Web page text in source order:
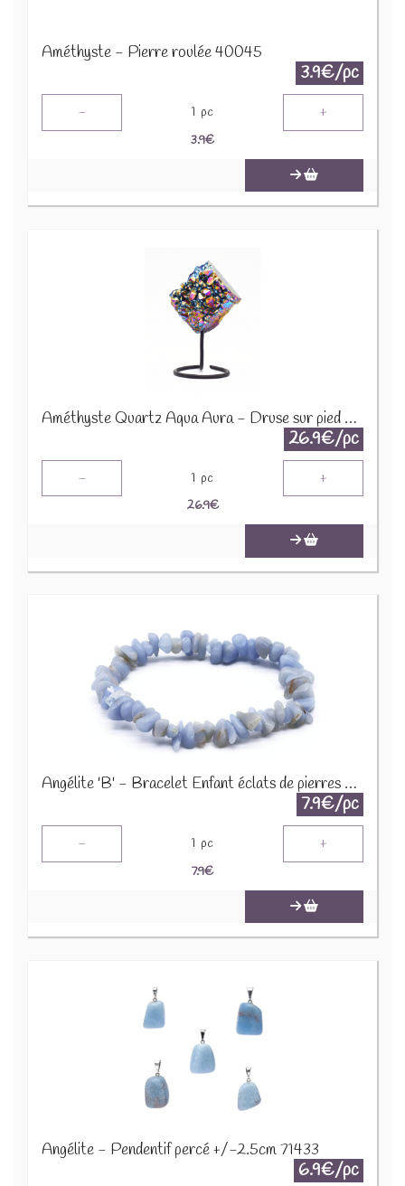
Améthyste - Pierre roulée 40045
3.9€/pc
- 1 pc +
3.9€
Améthyste Quartz Aqua Aura - Druse sur pied en métal DAT3
26.9€/pc
- 1 pc +
26.9€
Angélite 'B' - Bracelet Enfant éclats de pierres BRC-ANG
7.9€/pc
- 1 pc +
7.9€
Angélite - Pendentif percé +/-2.5cm 71433
6.9€/pc